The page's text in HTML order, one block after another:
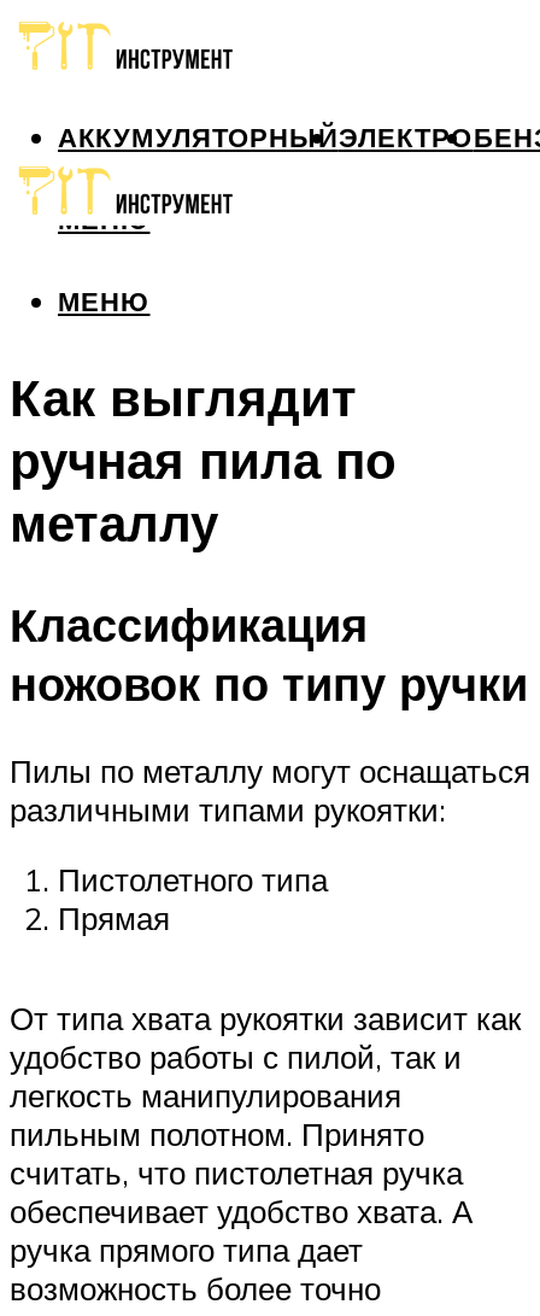
АККУМУЛЯТОРНЫЙЭЛЕКТРО
МЕНЮ
МЕНЮ
Как выглядит
ручная пила по
металлу
Классификация
ножовок по типу ручки
Пилы по металлу могут оснащаться
различными типами рукоятки:
Пистолетного типа
Прямая
От типа хвата рукоятки зависит как
удобство работы с пилой, так и
легкость манипулирования
пильным полотном. Принято
считать, что пистолетная ручка
обеспечивает удобство хвата. А
ручка прямого типа дает
возможность более точно